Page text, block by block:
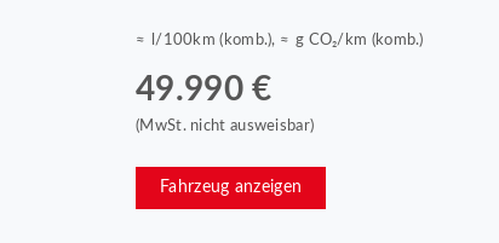
≈ l/100km (komb.), ≈ g CO₂/km (komb.)
49.990 €
(MwSt. nicht ausweisbar)
Fahrzeug anzeigen